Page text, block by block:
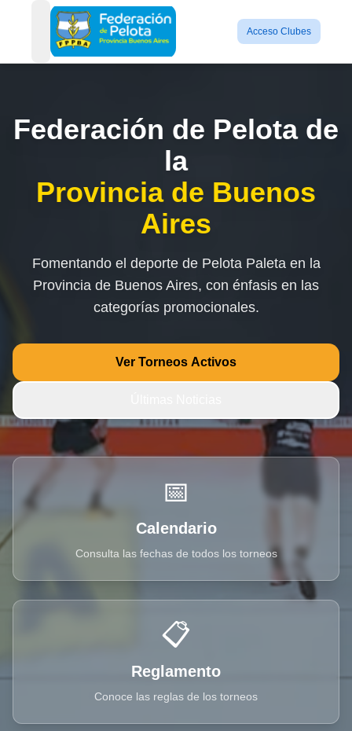
open navigation menu
Acceso Clubes
Federación de Pelota de
la
Provincia de Buenos
Aires
Fomentando el deporte de Pelota Paleta en la
Provincia de Buenos Aires, con énfasis en las
categorías promocionales.
Ver Torneos Activos
📅
Calendario
Consulta las fechas de todos los torneos
📋
Reglamento
Conoce las reglas de los torneos